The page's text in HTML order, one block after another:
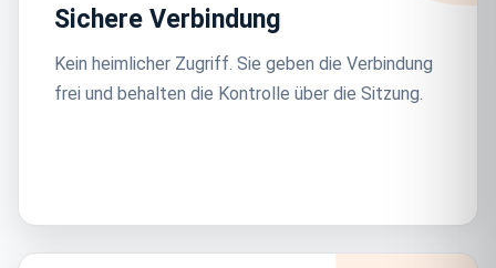
Sichere Verbindung
Kein heimlicher Zugriff. Sie geben die Verbindung
frei und behalten die Kontrolle über die Sitzung.